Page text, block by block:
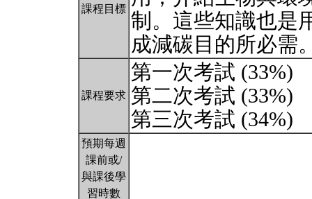
課程目標
制。這些知識也是
成減碳目的所必需
課程要求
第一次考試 (33%)
第二次考試 (33%)
第三次考試 (34%)
預期每週
課前或/
與課後學
習時數